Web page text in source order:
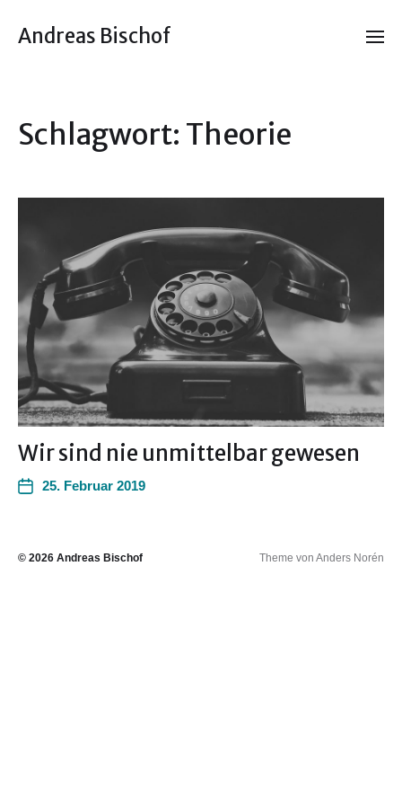
Andreas Bischof
Schlagwort: Theorie
Wir sind nie unmittelbar gewesen
25. Februar 2019
© 2026 Andreas Bischof Theme von Anders Norén